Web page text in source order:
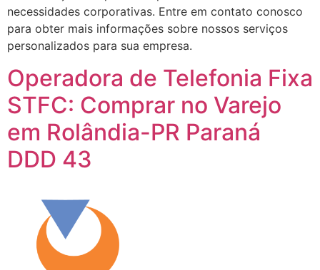
necessidades corporativas. Entre em contato conosco
para obter mais informações sobre nossos serviços
personalizados para sua empresa.
Operadora de Telefonia Fixa
STFC: Comprar no Varejo
em Rolândia-PR Paraná
DDD 43